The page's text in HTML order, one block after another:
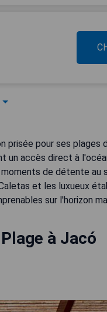
prisée pour ses plages
accès direct à
de détente au
et les luxueux
sur l'horizon
à Jacó